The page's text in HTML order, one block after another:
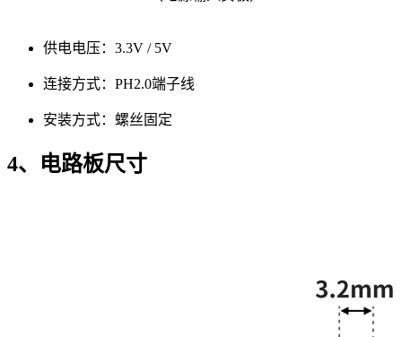
供电电压：3.3V / 5V
连接方式：PH2.0端子线
安装方式：螺丝固定
4、电路板尺寸